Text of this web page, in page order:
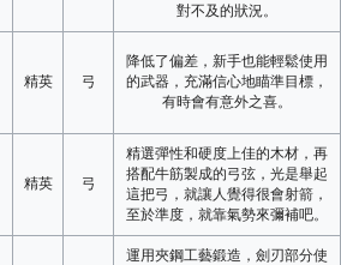
對不及的狀況。
精英 弓
降低了偏差，新手也能輕鬆使用
的武器，充滿信心地瞄準目標，
有時會有意外之喜。
精英 弓
精選彈性和硬度上佳的木材，再
搭配牛筋製成的弓弦，光是舉起
這把弓，就讓人覺得很會射箭，
至於準度，就靠氣勢來彌補吧。
運用夾鋼工藝鍛造，劍刃部分使